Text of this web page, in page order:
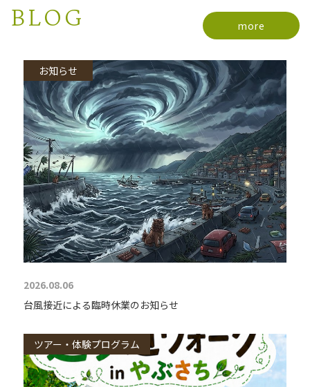
BLOG more
お知らせ
2026.08.06
台風接近による臨時休業のお知らせ
ツアー・体験プログラム